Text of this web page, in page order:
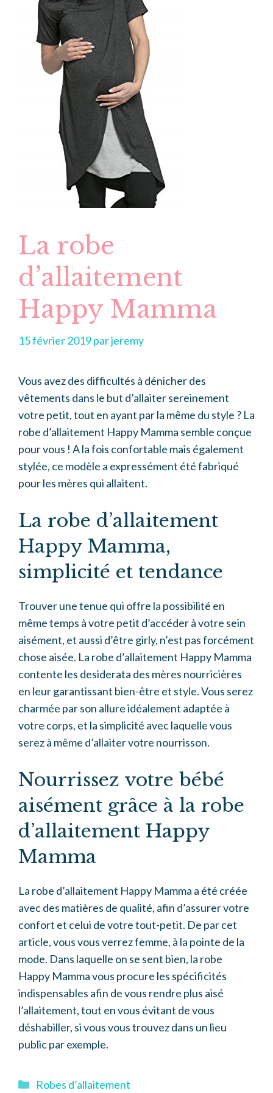
La robe
d’allaitement
Happy Mamma
15 février 2019parjeremy
Vous avez des difficultés à dénicher des
vêtements dans le but d’allaiter sereinement
votre petit, tout en ayant par la même du style ? La
robe d’allaitement Happy Mamma semble conçue
pour vous ! A la fois confortable mais également
stylée, ce modèle a expressément été fabriqué
pour les mères qui allaitent.
La robe d’allaitement
Happy Mamma,
simplicité et tendance
Trouver une tenue qui offre la possibilité en
même temps à votre petit d’accéder à votre sein
aisément, et aussi d’être girly, n’est pas forcément
chose aisée. La robe d’allaitement Happy Mamma
contente les desiderata des mères nourricières
en leur garantissant bien-être et style. Vous serez
charmée par son allure idéalement adaptée à
votre corps, et la simplicité avec laquelle vous
serez à même d’allaiter votre nourrisson.
Nourrissez votre bébé
aisément grâce à la robe
d’allaitement Happy
Mamma
La robe d’allaitement Happy Mamma a été créée
avec des matières de qualité, afin d’assurer votre
confort et celui de votre tout-petit. De par cet
article, vous vous verrez femme, à la pointe de la
mode. Dans laquelle on se sent bien, la robe
Happy Mamma vous procure les spécificités
indispensables afin de vous rendre plus aisé
l’allaitement, tout en vous évitant de vous
déshabiller, si vous vous trouvez dans un lieu
public par exemple.
Catégories
Robes d’allaitement